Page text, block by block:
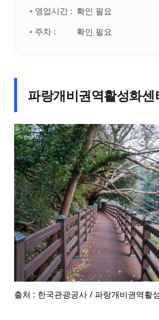
• 영업시간 : 확인 필요
• 주차 :
확인 필요
파랑개비권역활성화센
출처 : 한국관광공사 / 파랑개비권역활